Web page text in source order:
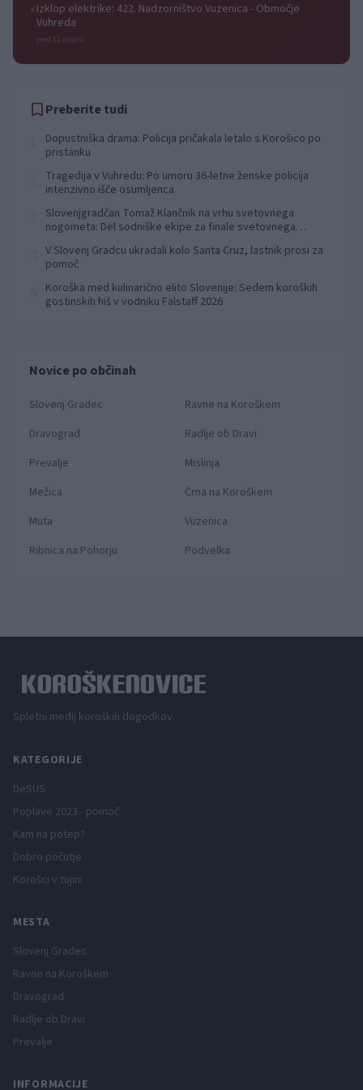
⚡Izklop elektrike: 422. Nadzorništvo Vuzenica - Območje
Vuhreda
pred 12 urami
Preberite tudi
Dopustniška drama: Policija pričakala letalo s Korošico po
pristanku
Tragedija v Vuhredu: Po umoru 36-letne ženske policija
intenzivno išče osumljenca
Slovenjgradčan Tomaž Klančnik na vrhu svetovnega
nogometa: Del sodniške ekipe za finale svetovnega
V Slovenj Gradcu ukradali kolo Santa Cruz, lastnik prosi za
pomoč
Koroška med kulinarično elito Slovenije: Sedem koroških
gostinskih hiš v vodniku Falstaff 2026
Novice po občinah
Slovenj Gradec
Ravne na Koroškem
Dravograd
Radlje ob Dravi
Prevalje
Mislinja
Mežica
Črna na Koroškem
Muta
Vuzenica
Ribnica na Pohorju
Podvelka
Spletni medij koroških dogodkov.
KATEGORIJE
DeSUS
Poplave 2023 - pomoč
Kam na potep?
Dobro počutje
Korošci v tujini
MESTA
Slovenj Gradec
Ravne na Koroškem
Dravograd
Radlje ob Dravi
Prevalje
INFORMACIJE